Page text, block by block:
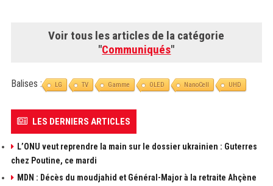
Voir tous les articles de la catégorie
"Communiqués"
Balises : LG TV Gamme OLED NanoCell UHD
LES DERNIERS ARTICLES
L’ONU veut reprendre la main sur le dossier ukrainien : Guterres
chez Poutine, ce mardi
MDN : Décès du moudjahid et Général-Major à la retraite Ahçène